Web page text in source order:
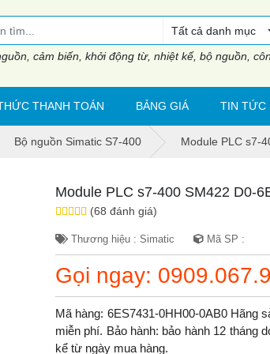
Tất cả danh mục
cảm biến, khởi động từ, nhiệt kế, bộ nguồn,
THANH TOÁN BẢNG GIÁ TIN TỨC
Bộ nguồn Simatic S7-400 Module PLC s7-
Module PLC s7-400 SM422 D0-
(68 đánh giá)
Thương hiệu : Simatic Mã SP :
Gọi ngay:
Mã hàng: 6ES7431-0HH00-0AB0 Hãng
miễn phí. Bảo hành: bảo hành 12 tháng
kể từ ngày mua hàng.